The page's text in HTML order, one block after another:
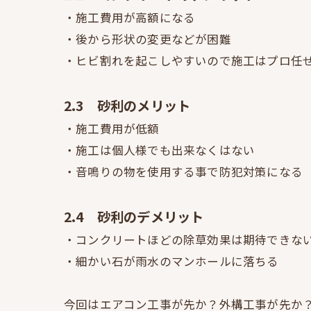
・施工費用が高額になる
・後から形状の変更などが困難
・ヒビ割れを起こしやすいので施工はプロ任
2.3 砂利のメリット
・施工費用が低額
・施工は個人様でも出来なくはない
・音鳴りの物を使用する事で防犯対策になる
2.4 砂利のデメリット
・コンクリートほどの除草効果は期待できな
・細かい石が雨水のマンホールに落ちる
今回はエアコン工事が先か？外構工事が先か？